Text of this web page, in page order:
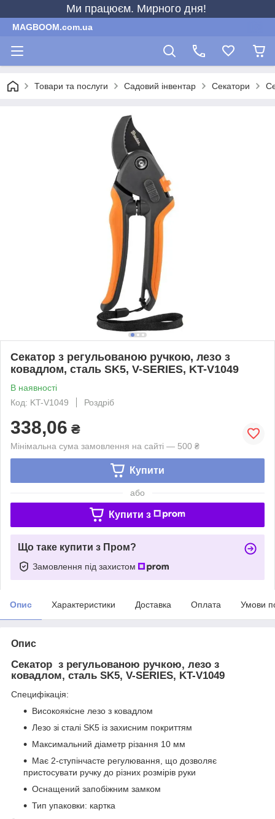
Ми працюєм. Мирного дня!
MAGBOOM.com.ua
Товари та послуги Садовий інвентар Секатори
Секатор з регульованою ручкою, лезо з
ковадлом, сталь SK5, V-SERIES, KT-V1049
В наявності
Код: KT-V1049
Роздріб
338,06 ₴
Мінімальна сума замовлення на сайті — 500 ₴
Купити
або
Купити з
Що таке купити з Пром?
Замовлення під захистом
Опис Характеристики Доставка Оплата Умови
Опис
Секатор з регульованою ручкою, лезо з
ковадлом, сталь SK5, V-SERIES, KT-V1049
Специфікація:
Високоякісне лезо з ковадлом
Лезо зі сталі SK5 із захисним покриттям
Максимальний діаметр різання 10 мм
Має 2-ступінчасте регулювання, що дозволяє
пристосувати ручку до різних розмірів руки
Оснащений запобіжним замком
Тип упаковки: картка